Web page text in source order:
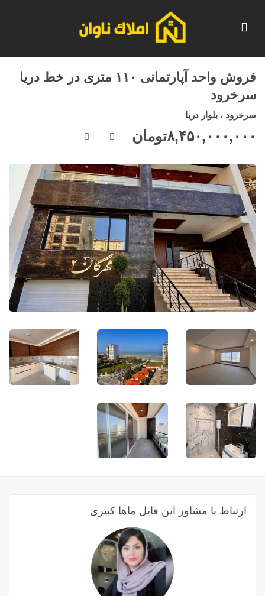
فروش واحد آپارتمانی ۱۱۰ متری در خط دریا
سرخرود
سرخرود ، بلوار دریا
۸,۴۵۰,۰۰۰,۰۰۰تومان
ارتباط با مشاور این فایل ماها کبیری